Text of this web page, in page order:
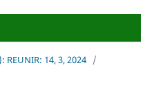
REUNIR: 14, 3, 2024 /